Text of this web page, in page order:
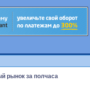
рынок за полчаса